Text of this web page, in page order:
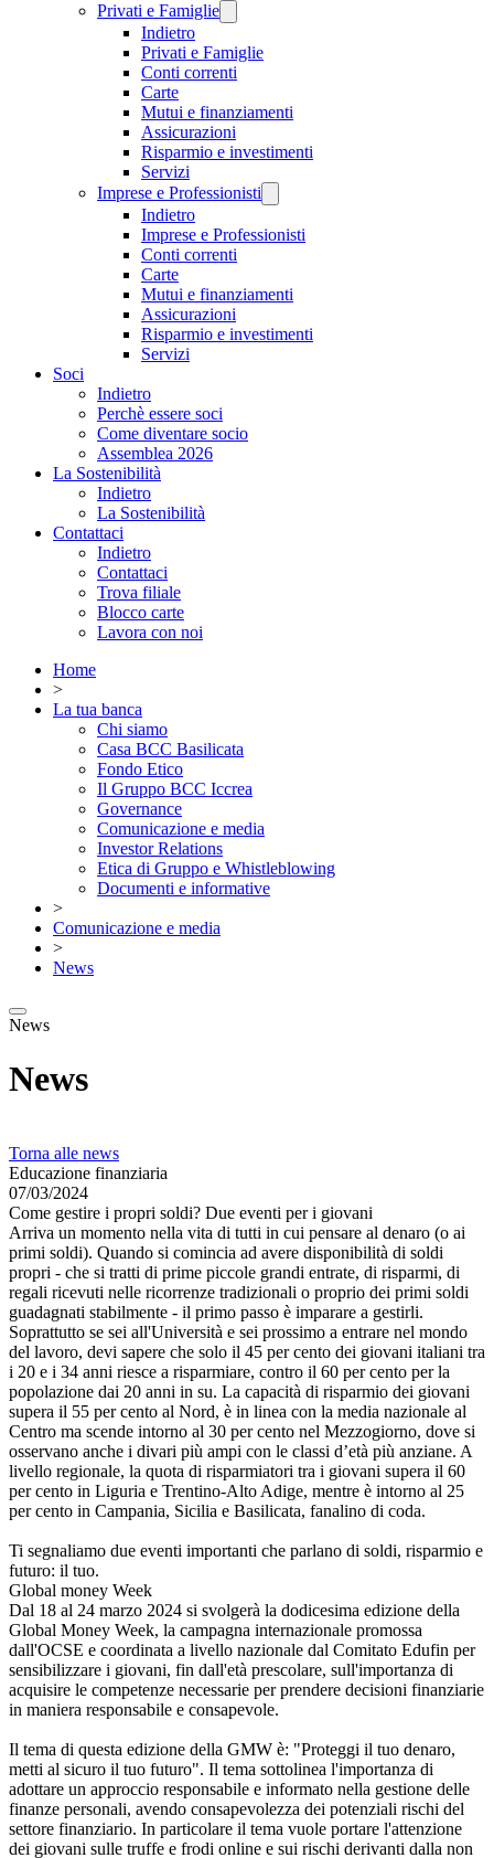
Privati e Famiglie
Indietro
Privati e Famiglie
Conti correnti
Carte
Mutui e finanziamenti
Assicurazioni
Risparmio e investimenti
Servizi
Imprese e Professionisti
Indietro
Imprese e Professionisti
Conti correnti
Carte
Mutui e finanziamenti
Assicurazioni
Risparmio e investimenti
Servizi
Soci
Indietro
Perchè essere soci
Come diventare socio
Assemblea 2026
La Sostenibilità
Indietro
La Sostenibilità
Contattaci
Indietro
Contattaci
Trova filiale
Blocco carte
Lavora con noi
Home
>
La tua banca
Chi siamo
Casa BCC Basilicata
Fondo Etico
Il Gruppo BCC Iccrea
Governance
Comunicazione e media
Investor Relations
Etica di Gruppo e Whistleblowing
Documenti e informative
>
Comunicazione e media
>
News
News
News
Torna alle news
Educazione finanziaria
07/03/2024
Come gestire i propri soldi? Due eventi per i giovani
Arriva un momento nella vita di tutti in cui pensare al denaro (o ai
primi soldi). Quando si comincia ad avere disponibilità di soldi
propri - che si tratti di prime piccole grandi entrate, di risparmi, di
regali ricevuti nelle ricorrenze tradizionali o proprio dei primi soldi
guadagnati stabilmente - il primo passo è imparare a gestirli.
Soprattutto se sei all'Università e sei prossimo a entrare nel mondo
del lavoro, devi sapere che solo il 45 per cento dei giovani italiani tra
i 20 e i 34 anni riesce a risparmiare, contro il 60 per cento per la
popolazione dai 20 anni in su. La capacità di risparmio dei giovani
supera il 55 per cento al Nord, è in linea con la media nazionale al
Centro ma scende intorno al 30 per cento nel Mezzogiorno, dove si
osservano anche i divari più ampi con le classi d’età più anziane. A
livello regionale, la quota di risparmiatori tra i giovani supera il 60
per cento in Liguria e Trentino-Alto Adige, mentre è intorno al 25
per cento in Campania, Sicilia e Basilicata, fanalino di coda.
Ti segnaliamo due eventi importanti che parlano di soldi, risparmio e
futuro: il tuo.
Global money Week
Dal 18 al 24 marzo 2024 si svolgerà la dodicesima edizione della
Global Money Week, la campagna internazionale promossa
dall'OCSE e coordinata a livello nazionale dal Comitato Edufin per
sensibilizzare i giovani, fin dall'età prescolare, sull'importanza di
acquisire le competenze necessarie per prendere decisioni finanziarie
in maniera responsabile e consapevole.
Il tema di questa edizione della GMW è: "Proteggi il tuo denaro,
metti al sicuro il tuo futuro". Il tema sottolinea l'importanza di
adottare un approccio responsabile e informato nella gestione delle
finanze personali, avendo consapevolezza dei potenziali rischi del
settore finanziario. In particolare il tema vuole portare l'attenzione
dei giovani sulle truffe e frodi online e sui rischi derivanti dalla non